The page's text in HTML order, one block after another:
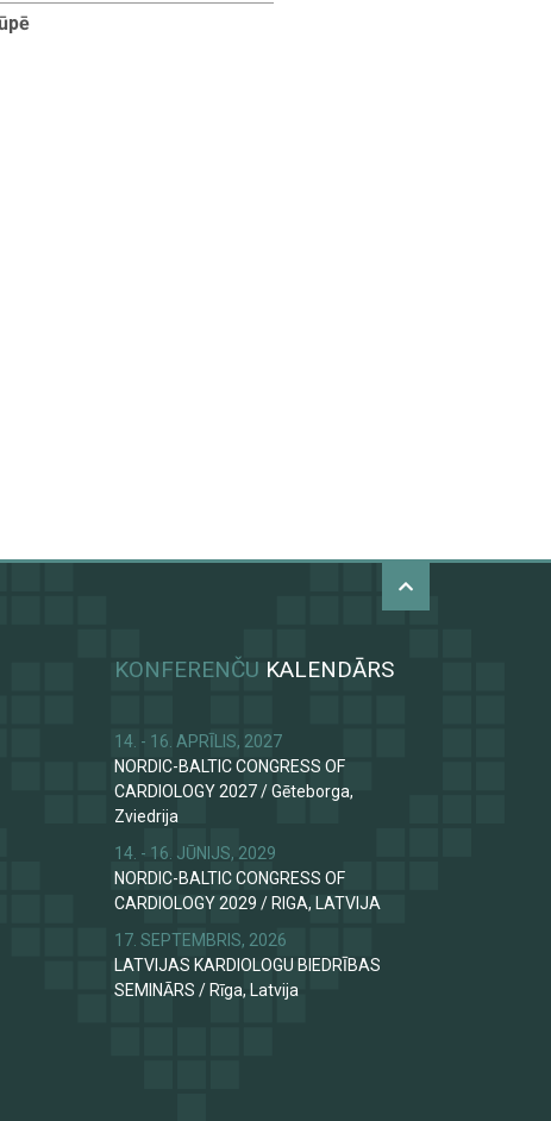
KONFERENČU KALENDĀRS
14. - 16. APRĪLIS, 2027
NORDIC-BALTIC CONGRESS OF
CARDIOLOGY 2027/Gēteborga,
Zviedrija
14. - 16. JŪNIJS, 2029
NORDIC-BALTIC CONGRESS OF
CARDIOLOGY 2029 / RIGA, LATVIJA
17. SEPTEMBRIS, 2026
LATVIJAS KARDIOLOGU BIEDRĪBAS
SEMINĀRS / Rīga, Latvija